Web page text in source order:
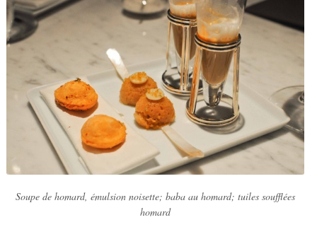
Soupe de homard, émulsion noisette; baba au homard; tuiles soufflées
homard